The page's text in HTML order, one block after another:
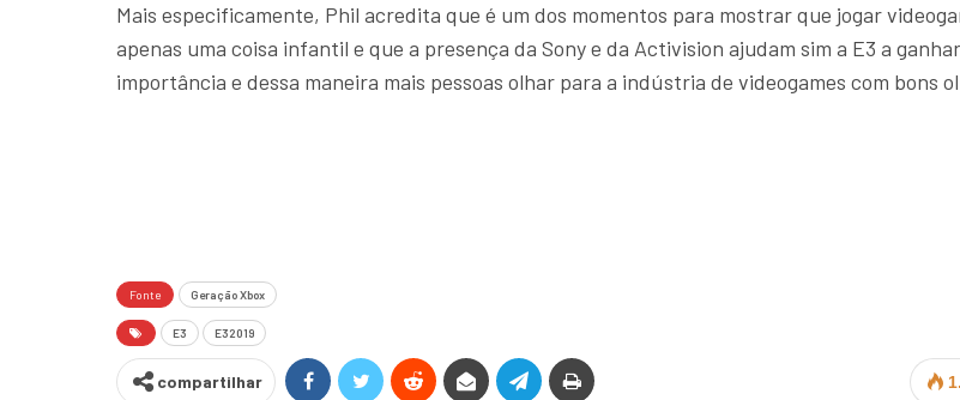
Mais especificamente, Phil acredita que é um dos momentos para mostrar que jogar
apenas uma coisa infantil e que a presença da Sony e da Activision ajudam sim a E3 a ganhar
importância e dessa maneira mais pessoas olhar para a indústria de videogames com bons
Fonte Geração Xbox
E3 E32019
compartilhar